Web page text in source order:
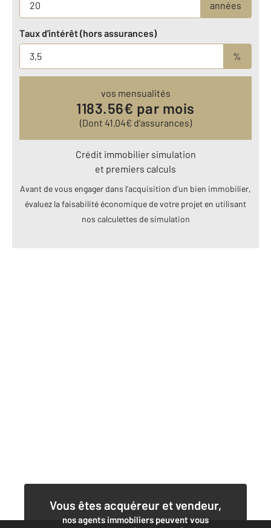
années
Taux d'intérêt (hors assurances)
%
vos mensualités
1183.56€ par mois
(Dont 41.04€ d’assurances)
Crédit immobilier simulation
et premiers calculs
Avant de vous engager dans l’acquisition d’un bien immobilier,
évaluez la faisabilité économique de votre projet en utilisant
nos calculettes de simulation
Vous êtes acquéreur et vendeur,
nos agents immobiliers peuvent vous